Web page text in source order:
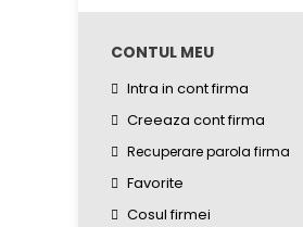
CONTUL MEU
Intra in cont firma
Creeaza cont firma
Recuperare parola firma
Favorite
Cosul firmei